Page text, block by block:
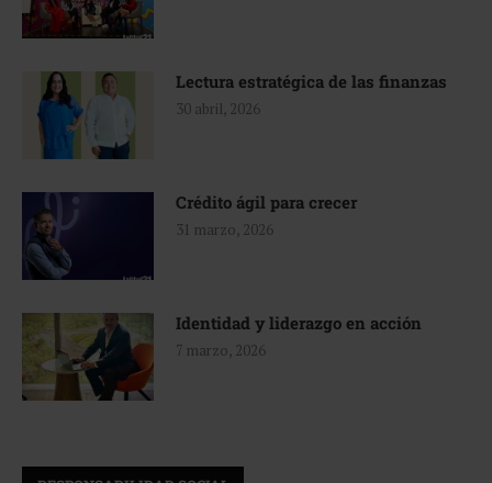
Lectura estratégica de las finanzas
30 abril, 2026
Crédito ágil para crecer
31 marzo, 2026
Identidad y liderazgo en acción
7 marzo, 2026